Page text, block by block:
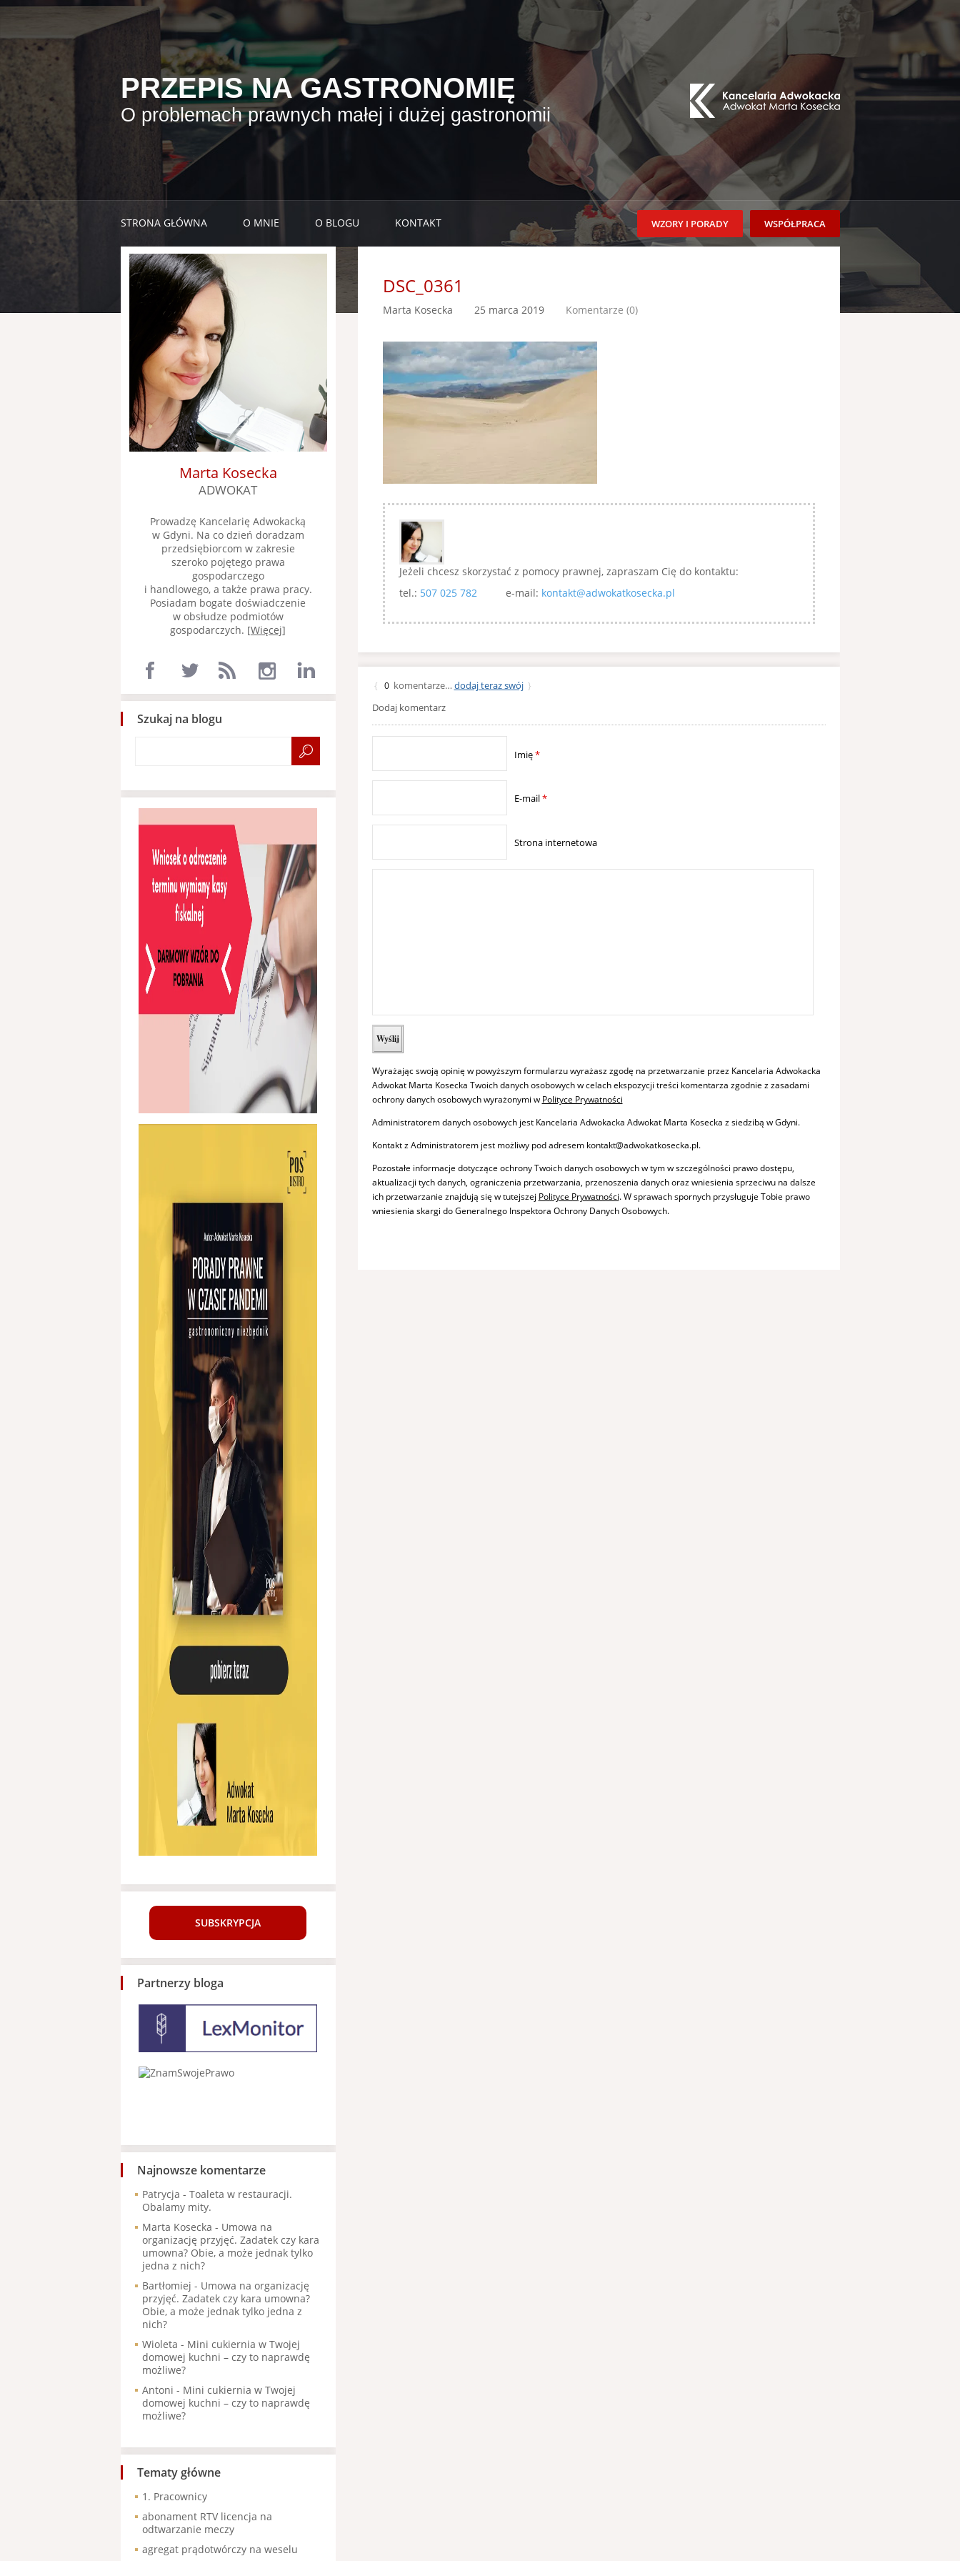
PRZEPIS NA GASTRONOMIĘ
O problemach prawnych małej i dużej gastronomii
STRONA GŁÓWNA O MNIE O BLOGU KONTAKT WSPÓŁPRACA
WZORY I PORADY
DSC_0361
Marta Kosecka 25 marca 2019 Komentarze (0)
Jeżeli chcesz skorzystać z pomocy prawnej, zapraszam Cię do kontaktu:
tel.: 507 025 782 e-mail: kontakt@adwokatkosecka.pl
{ 0 komentarze… dodaj teraz swój }
Dodaj komentarz
Imię*
E-mail*
Strona internetowa
Wyrażając swoją opinię w powyższym formularzu wyrażasz zgodę na przetwarzanie przez Kancelaria Adwokacka
Adwokat Marta Kosecka Twoich danych osobowych w celach ekspozycji treści komentarza zgodnie z zasadami
ochrony danych osobowych wyrażonymi w Polityce Prywatności
Administratorem danych osobowych jest Kancelaria Adwokacka Adwokat Marta Kosecka z siedzibą w Gdyni.
Kontakt z Administratorem jest możliwy pod adresem kontakt@adwokatkosecka.pl.
Pozostałe informacje dotyczące ochrony Twoich danych osobowych w tym w szczególności prawo dostępu,
aktualizacji tych danych, ograniczenia przetwarzania, przenoszenia danych oraz wniesienia sprzeciwu na dalsze
ich przetwarzanie znajdują się w tutejszej Polityce Prywatności. W sprawach spornych przysługuje Tobie prawo
wniesienia skargi do Generalnego Inspektora Ochrony Danych Osobowych.
Marta Kosecka
ADWOKAT
Prowadzę Kancelarię Adwokacką
w Gdyni. Na co dzień doradzam
przedsiębiorcom w zakresie
szeroko pojętego prawa
gospodarczego
i handlowego, a także prawa pracy.
Posiadam bogate doświadczenie
w obsłudze podmiotów
gospodarczych. [Więcej]
Szukaj na blogu
SUBSKRYPCJA
Partnerzy bloga
Najnowsze komentarze
Patrycja - Toaleta w restauracji.
Obalamy mity.
Marta Kosecka - Umowa na
organizację przyjęć. Zadatek czy kara
umowna? Obie, a może jednak tylko
jedna z nich?
Bartłomiej - Umowa na organizację
przyjęć. Zadatek czy kara umowna?
Obie, a może jednak tylko jedna z
nich?
Wioleta - Mini cukiernia w Twojej
domowej kuchni – czy to naprawdę
możliwe?
Antoni - Mini cukiernia w Twojej
domowej kuchni – czy to naprawdę
możliwe?
Tematy główne
1. Pracownicy
abonament RTV licencja na
odtwarzanie meczy
agregat prądotwórczy na weselu